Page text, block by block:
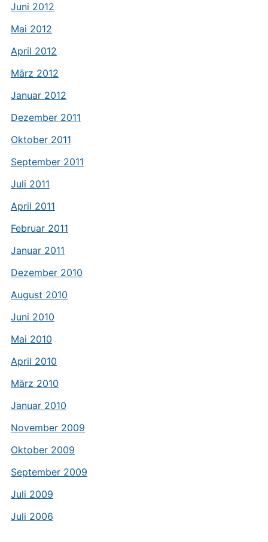
Juni 2012
Mai 2012
April 2012
März 2012
Januar 2012
Dezember 2011
Oktober 2011
September 2011
Juli 2011
April 2011
Februar 2011
Januar 2011
Dezember 2010
August 2010
Juni 2010
Mai 2010
April 2010
März 2010
Januar 2010
November 2009
Oktober 2009
September 2009
Juli 2009
Juli 2006